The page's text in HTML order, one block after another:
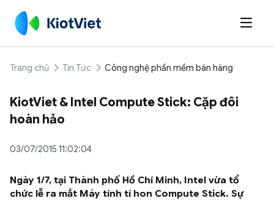

Trang chủ Tin Tức Công nghệ phần mềm bán hàng
KiotViet & Intel Compute Stick: Cặp đôi
hoàn hảo
03/07/2015 11:02:04
Ngày 1/7, tại Thành phố Hồ Chí Minh, Intel vừa tổ
chức lễ ra mắt Máy tính tí hon Compute Stick. Sự